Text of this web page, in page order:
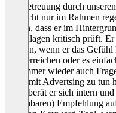
Die Betreuung durch
uns nicht nur im Rahmen
wissen, dass er im
Neuanlagen kritisch prüft.
machen, wenn er das
nicht erreichen oder es
ihm immer wieder auch
etwas mit Advertsing zu
weiß, berät er sich intern
brauchbaren) Empfehlung